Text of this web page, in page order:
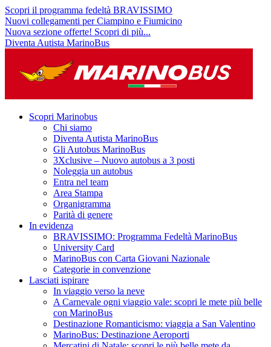
Scopri il programma fedeltà BRAVISSIMO
Nuovi collegamenti per Ciampino e Fiumicino
Nuova sezione offerte! Scopri di più...
Diventa Autista MarinoBus
Scopri Marinobus
Chi siamo
Diventa Autista MarinoBus
Gli Autobus MarinoBus
3Xclusive – Nuovo autobus a 3 posti
Noleggia un autobus
Entra nel team
Area Stampa
Organigramma
Parità di genere
In evidenza
BRAVISSIMO: Programma Fedeltà MarinoBus
University Card
MarinoBus con Carta Giovani Nazionale
Categorie in convenzione
Lasciati ispirare
In viaggio verso la neve
A Carnevale ogni viaggio vale: scopri le mete più belle
con MarinoBus
Destinazione Romanticismo: viaggia a San Valentino
MarinoBus: Destinazione Aeroporti